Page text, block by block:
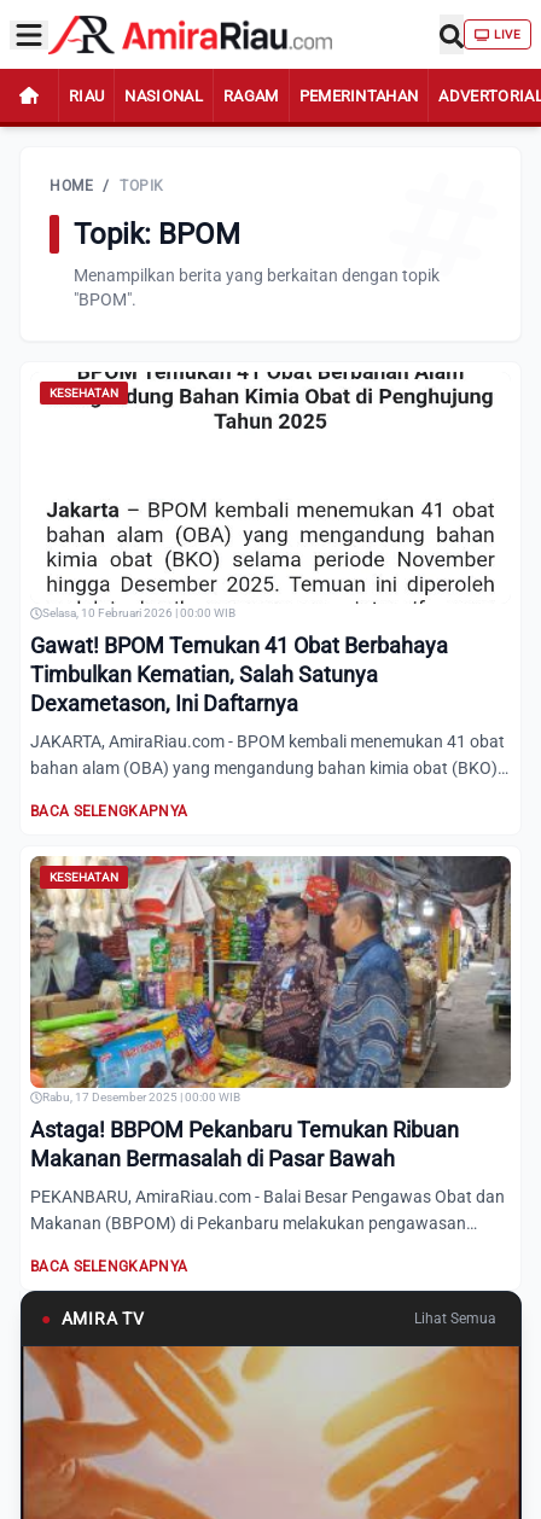
LIVE
RIAU NASIONAL RAGAM PEMERINTAHAN
HOME / TOPIK
Topik: BPOM
Menampilkan berita yang berkaitan dengan topik
"BPOM".
KESEHATAN
Selasa, 10 Februari 2026 | 00:00 WIB
Gawat! BPOM Temukan 41 Obat Berbahaya
Timbulkan Kematian, Salah Satunya
Dexametason, Ini Daftarnya
JAKARTA, AmiraRiau.com - BPOM kembali menemukan 41 obat
bahan alam (OBA) yang mengandung bahan kimia obat (BKO)
BACA SELENGKAPNYA
KESEHATAN
Rabu, 17 Desember 2025 | 00:00 WIB
Astaga! BBPOM Pekanbaru Temukan Ribuan
Makanan Bermasalah di Pasar Bawah
PEKANBARU, AmiraRiau.com - Balai Besar Pengawas Obat dan
Makanan (BBPOM) di Pekanbaru melakukan pengawasan
BACA SELENGKAPNYA
● AMIRA TV Lihat Semua